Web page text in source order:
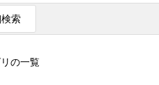
索
の一覧